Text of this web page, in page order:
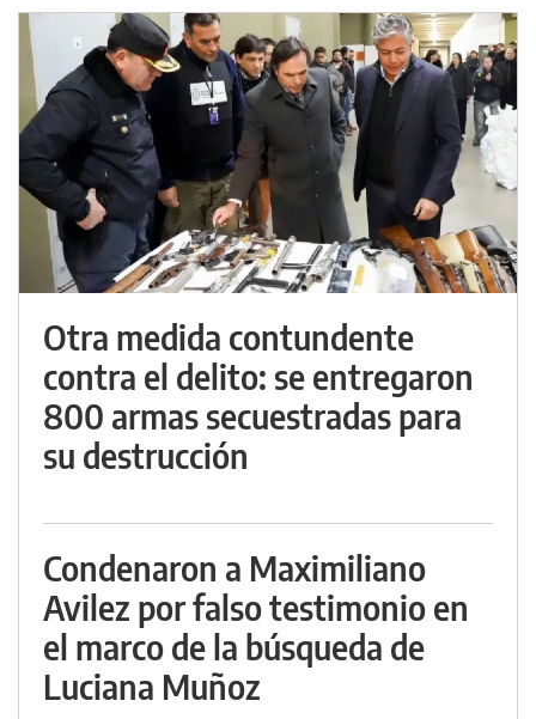
Otra medida contundente
contra el delito: se entregaron
800 armas secuestradas para
su destrucción
Condenaron a Maximiliano
Avilez por falso testimonio en
el marco de la búsqueda de
Luciana Muñoz